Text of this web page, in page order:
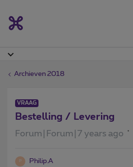
Archieven 2018
VRAAG
Bestelling / Levering
Forum|Forum|7 years ago
P Philip.A